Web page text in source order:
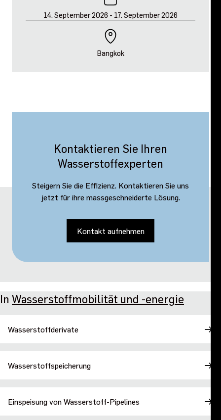
14. September 2026 - 17. September 2026
Bangkok
Kontaktieren Sie Ihren
Wasserstoffexperten
Steigern Sie die Effizienz. Kontaktieren Sie uns
jetzt für ihre massgeschneiderte Lösung.
Kontakt aufnehmen
In Wasserstoffmobilität und -energie
Wasserstoffderivate
Wasserstoffspeicherung
Einspeisung von Wasserstoff-Pipelines